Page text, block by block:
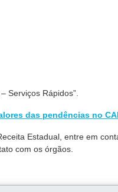
Serviços Rápidos”.
das pendências no
Estadual, entre em
com os órgãos.